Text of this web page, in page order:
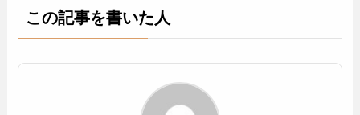
この記事を書いた人